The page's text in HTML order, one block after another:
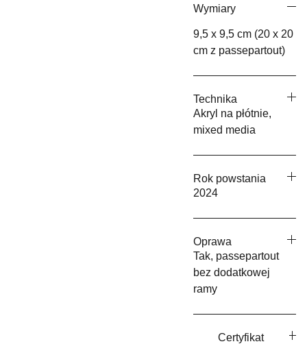
Wymiary
9,5 x 9,5 cm (20 x 20
cm z passepartout)
Technika
Akryl na płótnie,
mixed media
Rok powstania
2024
Oprawa
Tak, passepartout
bez dodatkowej
ramy
Certyfikat